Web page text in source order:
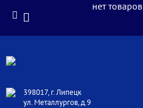
398017, г. Липецк
ул. Металлургов, д.9
нет товаров